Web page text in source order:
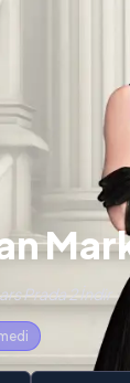
Prada 2 İndir